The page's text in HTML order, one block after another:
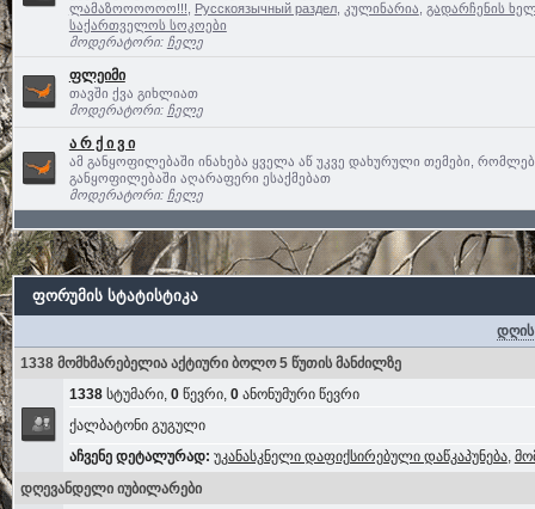
ლამაზოოოოოო!!!
Русскоязычный раздел, კულინარია გადარჩენის
საქართველოს სოკოები
მოდერატორი: ჩელე
ფლეიმი
თავში ქვა გიხლიათ
მოდერატორი: ჩელე
ა რ ქ ი ვ ი
ამ განყოფილებაში ინახება ყველა აწ უკვე დახურული თემები,
განყოფილებაში აღარაფერი ესაქმებათ
მოდერატორი: ჩელე
ფორუმის სტატისტიკა
დღის
1338 მომხმარებელია აქტიური ბოლო 5 წუთის მანძილზე
1338სტუმარი, 0წევრი, 0ანონუმური წევრი
ქალბატონი გუგული
აჩვენე დეტალურად: უკანასკნელი დაფიქსირებული დაწკაპუნება,
დღევანდელი იუბილარები